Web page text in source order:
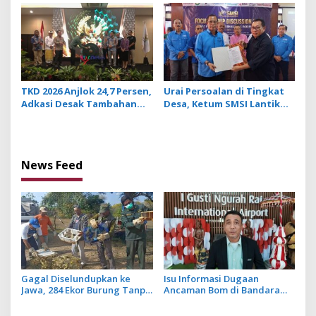
dan JMPR
TKD 2026 Anjlok 24,7 Persen,
Adkasi Desak Tambahan
Urai Persoalan di Tingkat
Desa, Ketum SMSI Lantik
News Feed
Gagal Diselundupkan ke
Jawa, 284 Ekor Burung Tanpa
Isu Informasi Dugaan
Ancaman Bom di Bandara